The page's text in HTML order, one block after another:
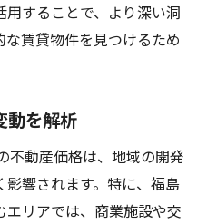
べき不動産の注意点
沿線の情報収集
びに役立つ知識
で失敗しない方法
することで、より深い洞
賃貸物件を見つけるため
動を解析
不動産価格は、地域の開発
響されます。特に、福島
リアでは、商業施設や交